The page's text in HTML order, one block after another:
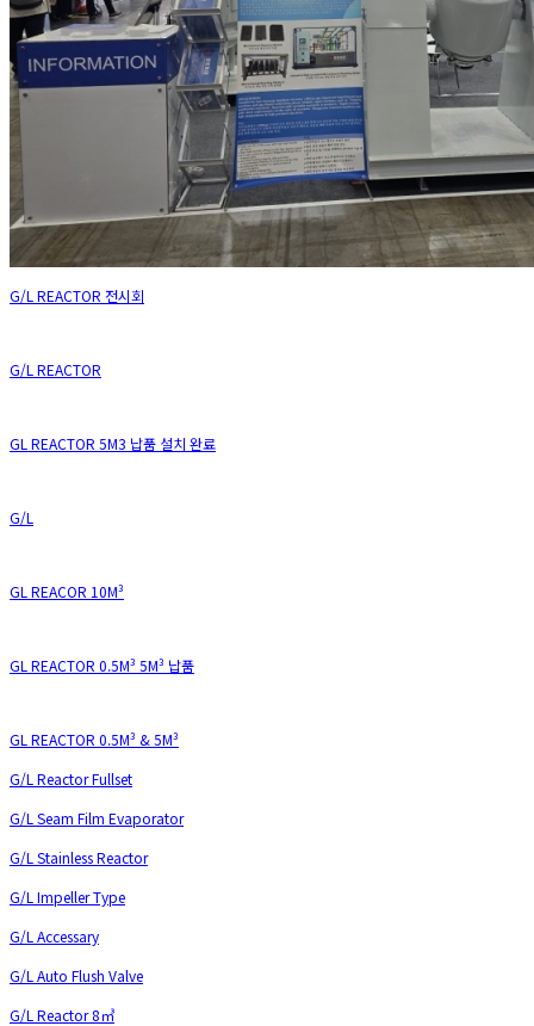
G/L REACTOR 전시회
G/L REACTOR
GL REACTOR 5M3 납품 설치 완료
G/L
GL REACOR 10M³
GL REACTOR 0.5M³ 5M³ 납품
GL REACTOR 0.5M³ & 5M³
G/L Reactor Fullset
G/L Seam Film Evaporator
G/L Stainless Reactor
G/L Impeller Type
G/L Accessary
G/L Auto Flush Valve
G/L Reactor 8㎥